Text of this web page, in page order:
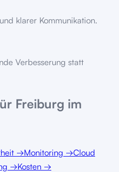
klarer Kommunikation.
Verbesserung statt
Freiburg im
→Monitoring →Cloud
→Kosten →